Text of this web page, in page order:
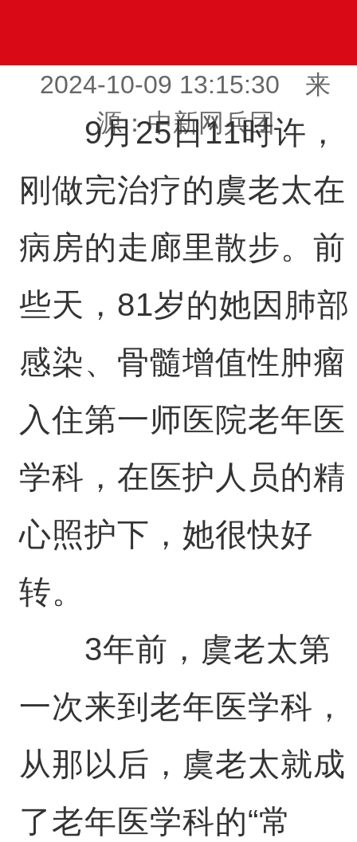
2024-10-09 13:15:30 来
源：中新网兵团
9月25日11时许，
刚做完治疗的虞老太在
病房的走廊里散步。前
些天，81岁的她因肺部
感染、骨髓增值性肿瘤
入住第一师医院老年医
学科，在医护人员的精
心照护下，她很快好
转。
3年前，虞老太第
一次来到老年医学科，
从那以后，虞老太就成
了老年医学科的“常